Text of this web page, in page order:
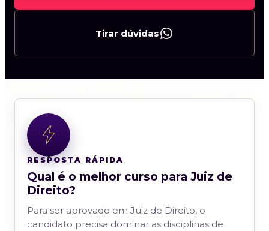
2ª Fase PGE/AL
Tirar dúvidas
RESPOSTA RÁPIDA
Qual é o melhor curso para Juiz de
Direito?
Para ser aprovado em Juiz de Direito, o
candidato precisa dominar as disciplinas de